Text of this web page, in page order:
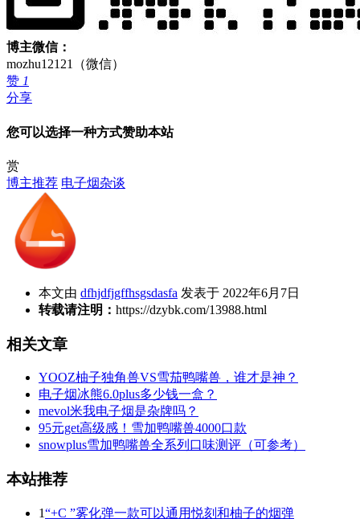
博主微信：
mozhu12121（微信）
赞 1
分享
您可以选择一种方式赞助本站
赏
博主推荐 电子烟杂谈
本文由 dfhjdfjgffhsgsdasfa 发表于 2022年6月7日
转载请注明： https://dzybk.com/13988.html
相关文章
YOOZ柚子独角兽VS雪茄鸭嘴兽，谁才是神？
电子烟冰熊6.0plus多少钱一盒？
mevol米我电子烟是杂牌吗？
95元get高级感！雪加鸭嘴兽4000口款
snowplus雪加鸭嘴兽全系列口味测评（可参考）
本站推荐
1“+C ”雾化弹一款可以通用悦刻和柚子的烟弹